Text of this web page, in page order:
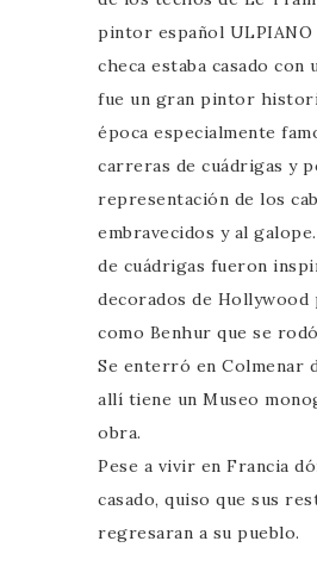
pintor español ULPIANO
checa estaba casado con
fue un gran pintor
época especialmente
carreras de cuádrigas y
representación de los
embravecidos y al
de cuádrigas fueron
decorados de Hollywood
como Benhur que se
Se enterró en Colmenar
allí tiene un Museo
obra.
Pese a vivir en Francia
casado, quiso que sus
regresaran a su pueblo.